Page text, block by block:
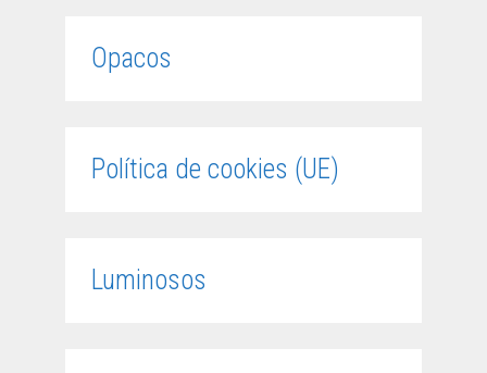
Opacos
Política de cookies (UE)
Luminosos